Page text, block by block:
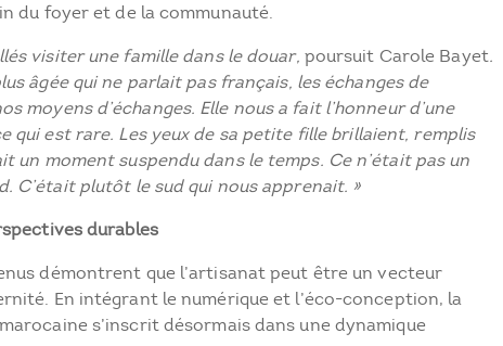
du foyer et de la communauté.
visiter une famille dans le douar, poursuit Carole Bayet.
âgée qui ne parlait pas français, les échanges de
moyens d’échanges. Elle nous a fait l’honneur d’une
qui est rare. Les yeux de sa petite fille brillaient, remplis
un moment suspendu dans le temps. Ce n’était pas un
C’était plutôt le sud qui nous apprenait. »
durables
démontrent que l’artisanat peut être un vecteur
En intégrant le numérique et l’éco-conception, la
s’inscrit désormais dans une dynamique